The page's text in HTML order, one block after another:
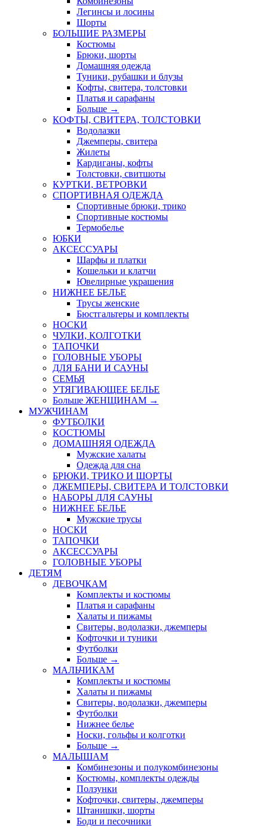
Легинсы и лосины
Шорты
БОЛЬШИЕ РАЗМЕРЫ
Костюмы
Брюки, шорты
Домашняя одежда
Туники, рубашки и блузы
Кофты, свитера, толстовки
Платья и сарафаны
Больше →
КОФТЫ, СВИТЕРА, ТОЛСТОВКИ
Водолазки
Джемперы, свитера
Жилеты
Кардиганы, кофты
Толстовки, свитшоты
КУРТКИ, ВЕТРОВКИ
СПОРТИВНАЯ ОДЕЖДА
Спортивные брюки, трико
Спортивные костюмы
Термобелье
ЮБКИ
AКСЕССУАРЫ
Шарфы и платки
Кошельки и клатчи
Ювелирные украшения
НИЖНЕЕ БЕЛЬЕ
Трусы женские
Бюстгальтеры и комплекты
НОСКИ
ЧУЛКИ, КОЛГОТКИ
ТАПОЧКИ
ГОЛОВНЫЕ УБОРЫ
ДЛЯ БАНИ И САУНЫ
СЕМЬЯ
УТЯГИВАЮЩЕЕ БЕЛЬЕ
Больше ЖЕНЩИНАМ →
МУЖЧИНАМ
ФУТБОЛКИ
КОСТЮМЫ
ДОМАШНЯЯ ОДЕЖДА
Мужские халаты
Одежда для сна
БРЮКИ, ТРИКО И ШОРТЫ
ДЖЕМПЕРЫ, СВИТЕРА И ТОЛСТОВКИ
НАБОРЫ ДЛЯ САУНЫ
НИЖНЕЕ БЕЛЬЕ
Мужские трусы
НОСКИ
ТАПОЧКИ
АКСЕССУАРЫ
ГОЛОВНЫЕ УБОРЫ
ДЕТЯМ
ДЕВОЧКАМ
Комплекты и костюмы
Платья и сарафаны
Халаты и пижамы
Свитеры, водолазки, джемперы
Кофточки и туники
Футболки
Больше →
МАЛЬЧИКАМ
Комплекты и костюмы
Халаты и пижамы
Свитеры, водолазки, джемперы
Футболки
Нижнее белье
Носки, гольфы и колготки
Больше →
МАЛЫШАМ
Комбинезоны и полукомбинезоны
Костюмы, комплекты одежды
Ползунки
Кофточки, свитеры, джемперы
Штанишки, шорты
Боди и песочники